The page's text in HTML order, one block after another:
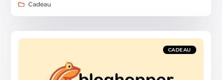
Cadeau
CADEAU